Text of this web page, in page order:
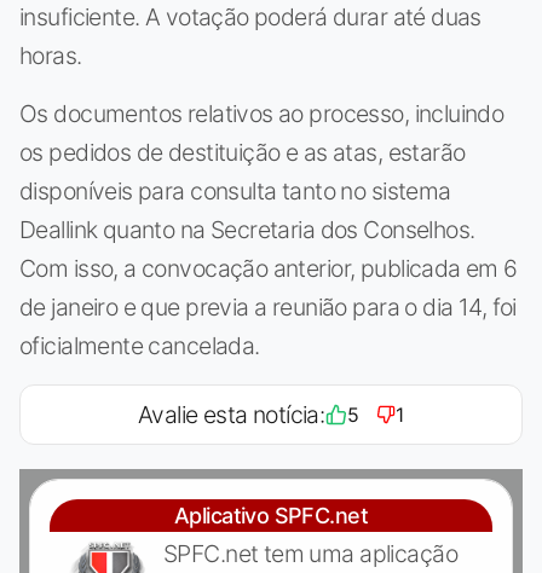
insuficiente. A votação poderá durar até duas
horas.
Os documentos relativos ao processo, incluindo
os pedidos de destituição e as atas, estarão
disponíveis para consulta tanto no sistema
Deallink quanto na Secretaria dos Conselhos.
Com isso, a convocação anterior, publicada em 6
de janeiro e que previa a reunião para o dia 14, foi
oficialmente cancelada.
Avalie esta notícia: 5 1
Aplicativo SPFC.net
SPFC.net tem uma aplicação